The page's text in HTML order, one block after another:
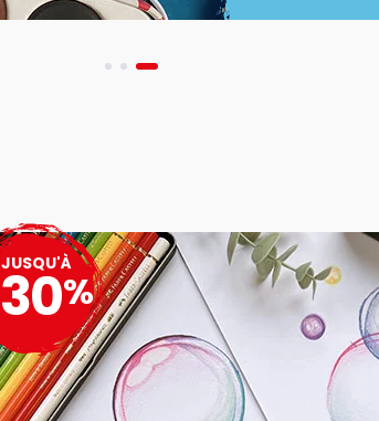
JUSQU'À
30%